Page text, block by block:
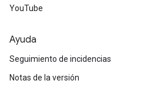
YouTube
Ayuda
Seguimiento de incidencias
Notas de la versión